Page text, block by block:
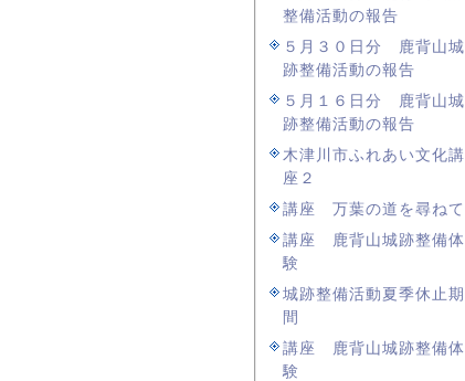
整備活動の報告
５月３０日分 鹿背山城
跡整備活動の報告
５月１６日分 鹿背山城
跡整備活動の報告
木津川市ふれあい文化講
座２
講座 万葉の道を尋ねて
講座 鹿背山城跡整備体
験
城跡整備活動夏季休止期
間
講座 鹿背山城跡整備体
験